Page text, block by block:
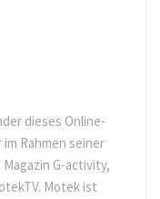
dieses Online-
im Rahmen seiner
Magazin G-activity,
Motek ist